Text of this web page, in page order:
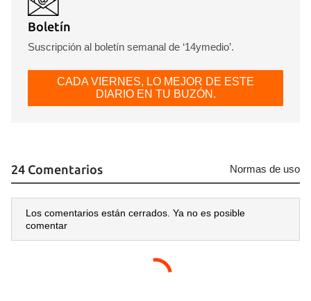
Boletín
Suscripción al boletín semanal de ‘14ymedio’.
CADA VIERNES, LO MEJOR DE ESTE
DIARIO EN TU BUZÓN.
24 Comentarios Normas de uso
Los comentarios están cerrados. Ya no es posible
comentar